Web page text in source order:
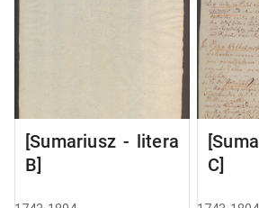
[Sumariusz - litera
B]
C]